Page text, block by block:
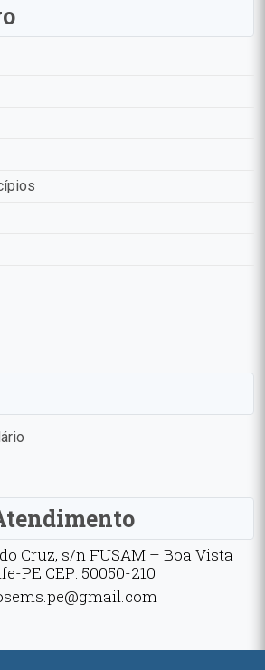
Cruz, s/n FUSAM – Boa Vista
PE CEP: 50050-210